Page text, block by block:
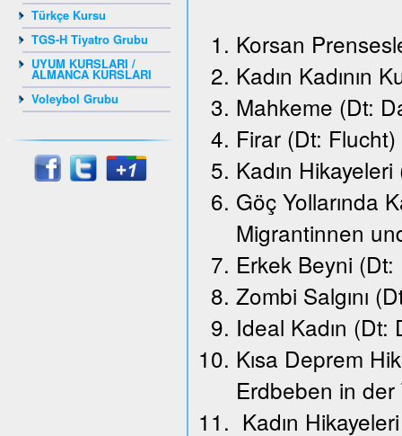
Türkçe Kursu
TGS-H Tiyatro Grubu
UYUM KURSLARI /
ALMANCA KURSLARI
Voleybol Grubu
Korsan
Kadın Kadının
Mahkeme (Dt:
Firar (Dt: Flucht)
Kadın
Göç Yollarında
Migrantinnen
Erkek Beyni
Zombi Salgını
Ideal Kadın
Kısa Deprem
Erdbeben in
Kadın